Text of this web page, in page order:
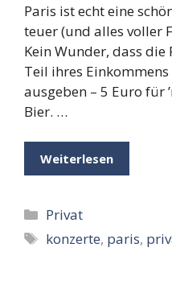
Paris ist echt eine
teuer (und alles voller
Kein Wunder, dass
Teil ihres
ausgeben – 5 Euro für
Bier. …
Weiterlesen
Kategorien
Privat
Schlagwörter
konzerte, paris,